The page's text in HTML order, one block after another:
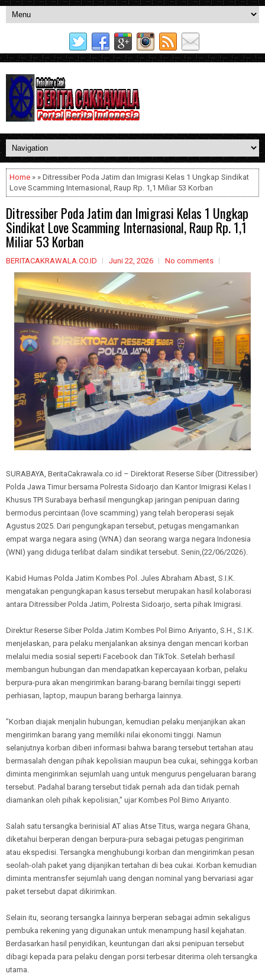
Home » » Ditressiber Poda Jatim dan Imigrasi Kelas 1 Ungkap Sindikat
Love Scamming Internasional, Raup Rp. 1,1 Miliar 53 Korban
Ditressiber Poda Jatim dan Imigrasi Kelas 1 Ungkap
Sindikat Love Scamming Internasional, Raup Rp. 1,1
Miliar 53 Korban
BERITACAKRAWALA.CO.ID Juni 22, 2026 No comments
SURABAYA, BeritaCakrawala.co.id – Direktorat Reserse Siber (Ditressiber)
Polda Jawa Timur bersama Polresta Sidoarjo dan Kantor Imigrasi Kelas I
Khusus TPI Surabaya berhasil mengungkap jaringan penipuan daring
bermodus percintaan (love scamming) yang telah beroperasi sejak
Agustus 2025. Dari pengungkapan tersebut, petugas mengamankan
empat warga negara asing (WNA) dan seorang warga negara Indonesia
(WNI) yang diduga terlibat dalam sindikat tersebut. Senin,(22/06/2026).
Kabid Humas Polda Jatim Kombes Pol. Jules Abraham Abast, S.I.K.
mengatakan pengungkapan kasus tersebut merupakan hasil kolaborasi
antara Ditressiber Polda Jatim, Polresta Sidoarjo, serta pihak Imigrasi.
Direktur Reserse Siber Polda Jatim Kombes Pol Bimo Ariyanto, S.H., S.I.K.
menjelaskan, para pelaku menjalankan aksinya dengan mencari korban
melalui media sosial seperti Facebook dan TikTok. Setelah berhasil
membangun hubungan dan mendapatkan kepercayaan korban, pelaku
berpura-pura akan mengirimkan barang-barang bernilai tinggi seperti
perhiasan, laptop, maupun barang berharga lainnya.
"Korban diajak menjalin hubungan, kemudian pelaku menjanjikan akan
mengirimkan barang yang memiliki nilai ekonomi tinggi. Namun
selanjutnya korban diberi informasi bahwa barang tersebut tertahan atau
bermasalah dengan pihak kepolisian maupun bea cukai, sehingga korban
diminta mengirimkan sejumlah uang untuk mengurus pengeluaran barang
tersebut. Padahal barang tersebut tidak pernah ada dan tidak pernah
diamankan oleh pihak kepolisian," ujar Kombes Pol Bimo Ariyanto.
Salah satu tersangka berinisial AT alias Atse Titus, warga negara Ghana,
diketahui berperan dengan berpura-pura sebagai petugas pengiriman
atau ekspedisi. Tersangka menghubungi korban dan mengirimkan pesan
seolah-olah paket yang dijanjikan tertahan di bea cukai. Korban kemudian
diminta mentransfer sejumlah uang dengan nominal yang bervariasi agar
paket tersebut dapat dikirimkan.
Selain itu, seorang tersangka lainnya berperan sebagai admin sekaligus
pembuka rekening yang digunakan untuk menampung hasil kejahatan.
Berdasarkan hasil penyidikan, keuntungan dari aksi penipuan tersebut
dibagi kepada para pelaku dengan porsi terbesar diterima oleh tersangka
utama.